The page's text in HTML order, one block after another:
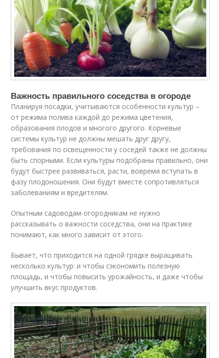
Важность правильного соседства в огороде
Планируя посадки, учитываются особенности культур –
от режима полива каждой до режима цветения,
образования плодов и многого другого. Корневые
системы культур не должны мешать друг другу,
требования по освещенности у соседей также не должны
быть спорными. Если культуры подобраны правильно, они
будут быстрее развиваться, расти, вовремя вступать в
фазу плодоношения. Они будут вместе сопротивляться
заболеваниям и вредителям.
Опытным садоводам-огородникам не нужно
рассказывать о важности соседства, они на практике
понимают, как много зависит от этого.
Бывает, что приходится на одной грядке выращивать
несколько культур: и чтобы сэкономить полезную
площадь, и чтобы повысить урожайность, и даже чтобы
улучшить вкус продуктов.